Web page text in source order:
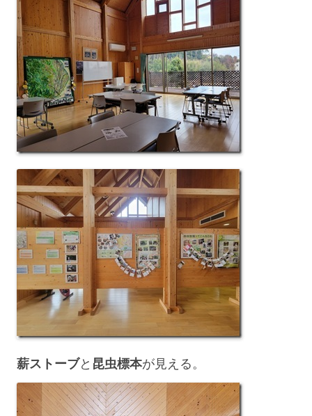
薪ストーブと 昆虫標本が見える。